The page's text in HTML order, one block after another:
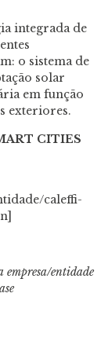
integrada de
o sistema de
solar
em função
exteriores.
CITIES
caleffi-
empresa/entidade